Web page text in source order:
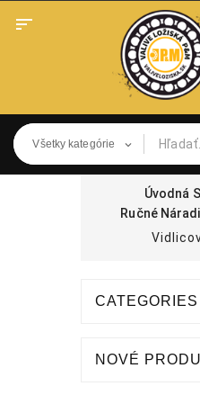

Úvodná
Ručné
CATEGORIES
NOVÉ